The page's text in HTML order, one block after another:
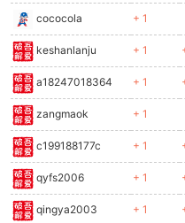
cococola + 1
keshanlanju + 1
a18247018364 + 1
zangmaok + 1
c199188177c + 1
qyfs2006 + 1
qingya2003 + 1